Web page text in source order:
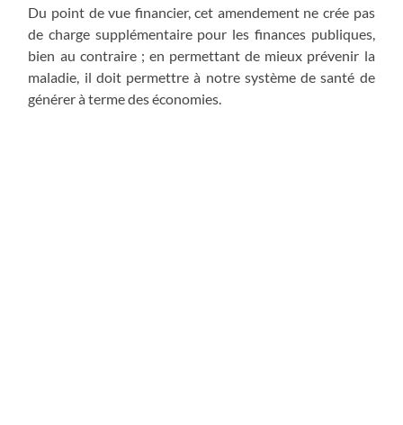
Du point de vue financier, cet amendement ne crée pas
de charge supplémentaire pour les finances publiques,
bien au contraire ; en permettant de mieux prévenir la
maladie, il doit permettre à notre système de santé de
générer à terme des économies.